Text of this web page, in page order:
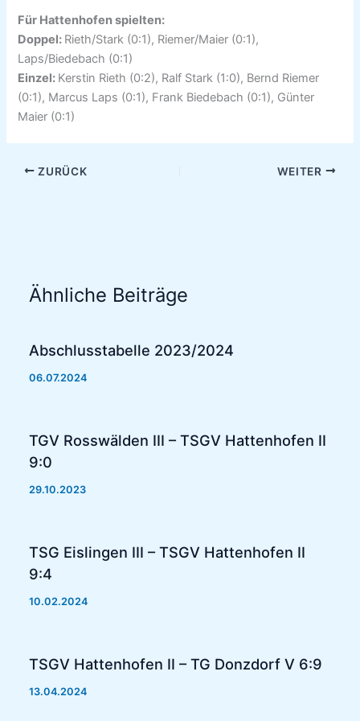
Für Hattenhofen spielten:
Doppel: Rieth/Stark (0:1), Riemer/Maier (0:1),
Laps/Biedebach (0:1)
Einzel: Kerstin Rieth (0:2), Ralf Stark (1:0), Bernd Riemer
(0:1), Marcus Laps (0:1), Frank Biedebach (0:1), Günter
Maier (0:1)
ZURÜCK WEITER
Ähnliche Beiträge
Abschlusstabelle 2023/2024
06.07.2024
TGV Rosswälden III – TSGV Hattenhofen II
9:0
29.10.2023
TSG Eislingen III – TSGV Hattenhofen II
9:4
10.02.2024
TSGV Hattenhofen II – TG Donzdorf V 6:9
13.04.2024